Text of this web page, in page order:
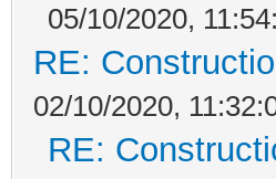
05/10/2020,
RE:
02/10/2020,
RE: